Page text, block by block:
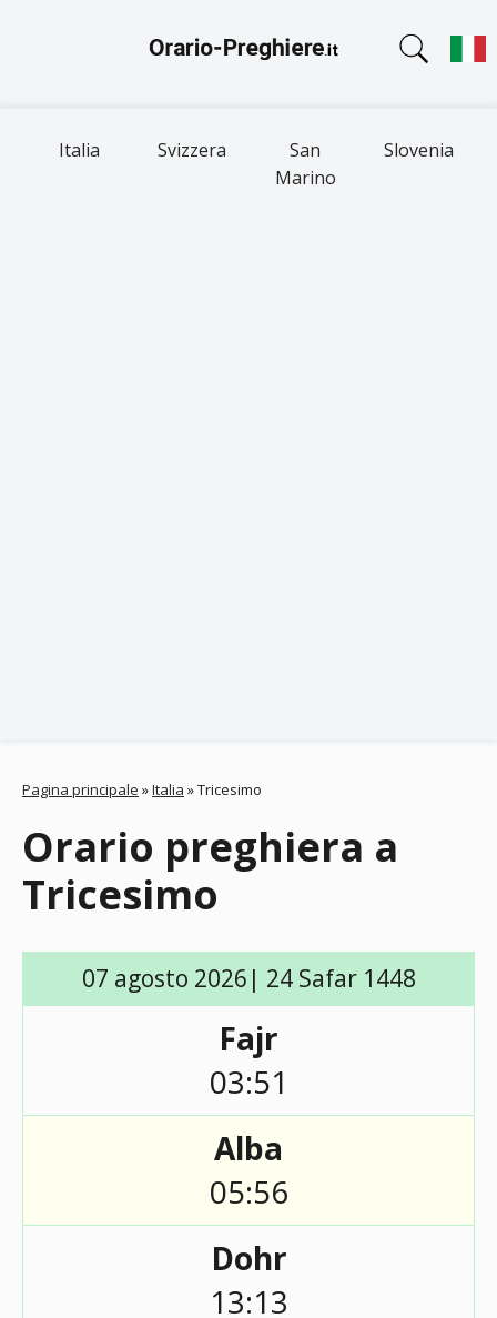
Italia Svizzera
San
Marino
Slovenia
Pagina principale »Italia »Tricesimo
Orario preghiera a
Tricesimo
07 agosto 2026| 24 Safar 1448
Fajr
03:51
Alba
05:56
Dohr
13:13